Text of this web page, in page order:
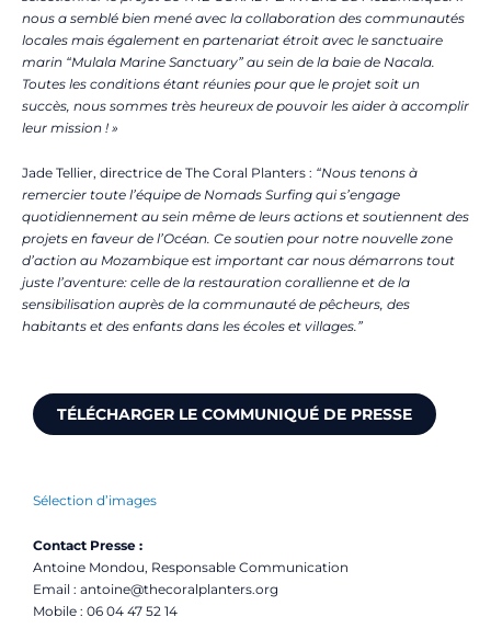
nous a semblé bien mené avec la collaboration des communautés
locales mais également en partenariat étroit avec le sanctuaire
marin “Mulala Marine Sanctuary” au sein de la baie de Nacala.
Toutes les conditions étant réunies pour que le projet soit un
succès, nous sommes très heureux de pouvoir les aider à accomplir
leur mission ! »
Jade Tellier, directrice de The Coral Planters : “Nous tenons à
remercier toute l’équipe de Nomads Surfing qui s’engage
quotidiennement au sein même de leurs actions et soutiennent des
projets en faveur de l’Océan. Ce soutien pour notre nouvelle zone
d’action au Mozambique est important car nous démarrons tout
juste l’aventure: celle de la restauration corallienne et de la
sensibilisation auprès de la communauté de pêcheurs, des
habitants et des enfants dans les écoles et villages.”
TÉLÉCHARGER LE COMMUNIQUÉ DE PRESSE
Sélection d’images
Contact Presse :
Antoine Mondou, Responsable Communication
Email : antoine@thecoralplanters.org
Mobile : 06 04 47 52 14